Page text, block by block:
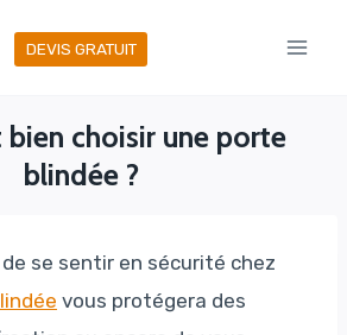
DEVIS GRATUIT
bien choisir une porte
blindée ?
se sentir en sécurité chez
vous protégera des